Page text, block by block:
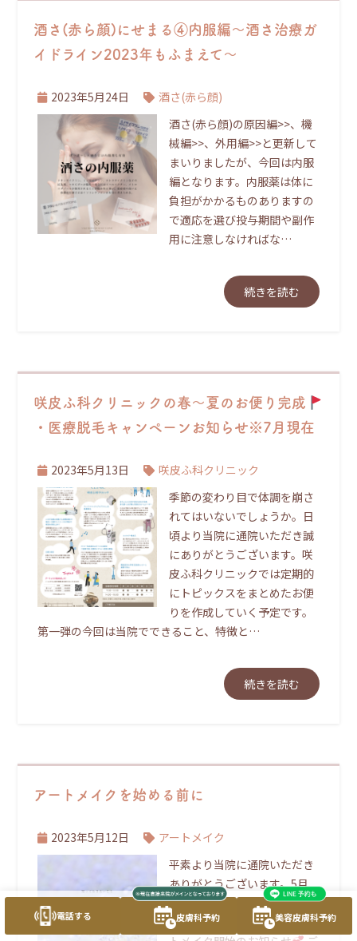
電話する 皮膚科予約 美容皮膚科予約
酒さ(赤ら顔)にせまる④内服編～酒さ治療ガ
イドライン2023年もふまえて～
2023年5月24日
酒さ(赤ら顔)
酒さ(赤ら顔)の原因編>>、機
械編>>、外用編>>と更新して
まいりましたが、今回は内服
編となります。内服薬は体に
負担がかかるものありますの
で適応を選び投与期間や副作
用に注意しなければな…
続きを読む
咲皮ふ科クリニックの春～夏のお便り完成
・医療脱毛キャンペーンお知らせ※7月現在
2023年5月13日
咲皮ふ科クリニック
季節の変わり目で体調を崩さ
れてはいないでしょうか。日
頃より当院に通院いただき誠
にありがとうございます。咲
皮ふ科クリニックでは定期的
にトピックスをまとめたお便
りを作成していく予定です。
第一弾の今回は当院でできること、特徴と…
続きを読む
アートメイクを始める前に
2023年5月12日
アートメイク
平素より当院に通院いただき
ありがとうございます。5月
からアートメイクの施術がご
提供可能となります。
アー